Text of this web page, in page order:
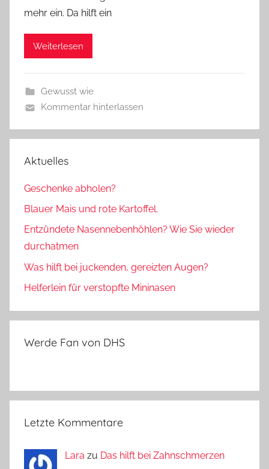
mehr ein. Da hilft ein
Weiterlesen
Gewusst wie
Kommentar hinterlassen
Aktuelles
Geschenke abholen?
Blauer Mais und rote Kartoffel.
Entzündete Nasennebenhöhlen? Wie Sie wieder
durchatmen
Was hilft bei juckenden, gereizten Augen?
Helferlein für verstopfte Mininasen
Werde Fan von DHS
Letzte Kommentare
Lara zu Das hilft bei Zahnschmerzen